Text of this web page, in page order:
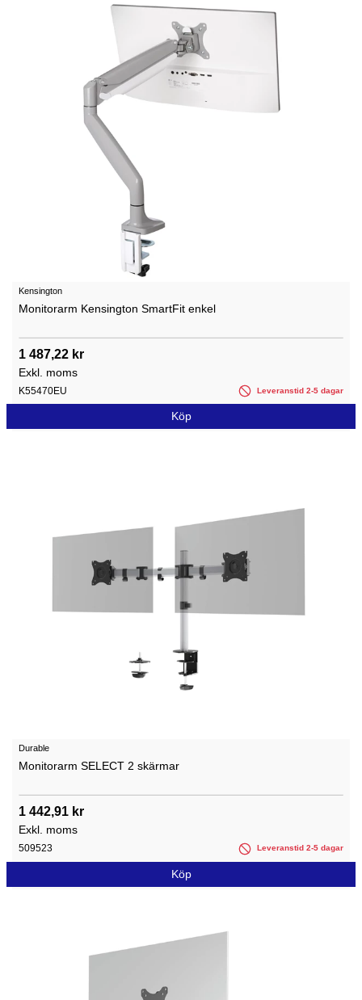
Kensington
Monitorarm Kensington SmartFit enkel
1 487,22 kr
Exkl. moms
K55470EU Leveranstid 2-5 dagar
Köp
Durable
Monitorarm SELECT 2 skärmar
1 442,91 kr
Exkl. moms
509523 Leveranstid 2-5 dagar
Köp